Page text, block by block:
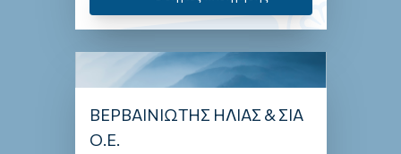
ΒΕΡΒΑΙΝΙΩΤΗΣ ΗΛΙΑΣ & ΣΙΑ
Ο.Ε.